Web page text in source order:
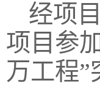
经项
项目参
万工程”